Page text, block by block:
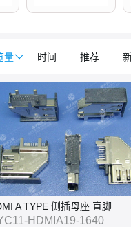
量 时间 推荐
A TYPE 侧插母座 直脚
HDMIA19-1640